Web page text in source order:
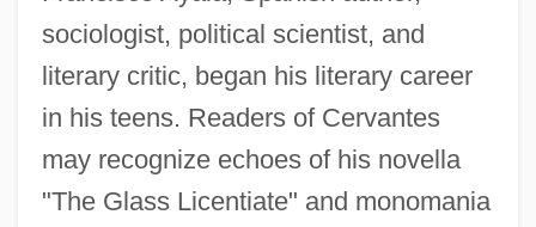
sociologist, political scientist, and
literary critic, began his literary career
in his teens. Readers of Cervantes
may recognize echoes of his novella
"The Glass Licentiate" and monomania